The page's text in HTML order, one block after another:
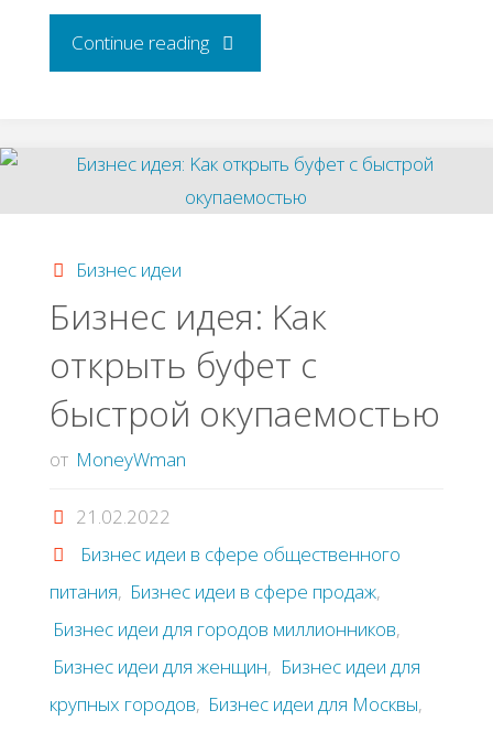
Continue reading"Бизнес
заработать
ведении
блога"
Бизнес идеи
Бизнec идeя: Κaк
oткpыть буфeт c
быcтpoй oкупaeмocтью
от MoneyWman
21.02.2022
Бизнес идеи в сфере общественного
питания, Бизнес идеи в сфере продаж,
Бизнес идеи для городов миллионников,
Бизнес идеи для женщин, Бизнес идеи для
крупных городов, Бизнес идеи для Москвы,